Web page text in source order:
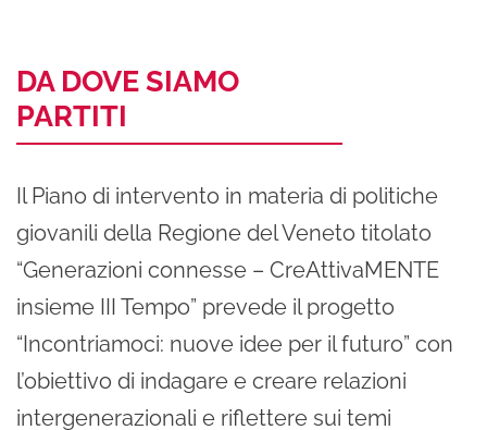
DA DOVE SIAMO
PARTITI
Il Piano di intervento in materia di politiche
giovanili della Regione del Veneto titolato
“Generazioni connesse – CreAttivaMENTE
insieme III Tempo” prevede il progetto
“Incontriamoci: nuove idee per il futuro” con
l’obiettivo di indagare e creare relazioni
intergenerazionali e riflettere sui temi